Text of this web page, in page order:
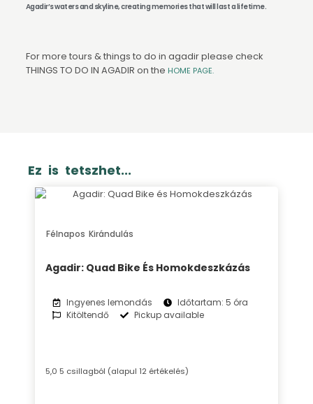
Agadir’s waters and skyline, creating memories that will last a lifetime.
For more tours & things to do in agadir please check
THINGS TO DO IN AGADIR on the HOME PAGE.
Ez is tetszhet...
Félnapos Kirándulás
Agadir: Quad Bike És Homokdeszkázás
Ingyenes lemondás
Időtartam: 5 óra
Kitöltendő
Pickup available
5,0 5 csillagból (alapul 12 értékelés)